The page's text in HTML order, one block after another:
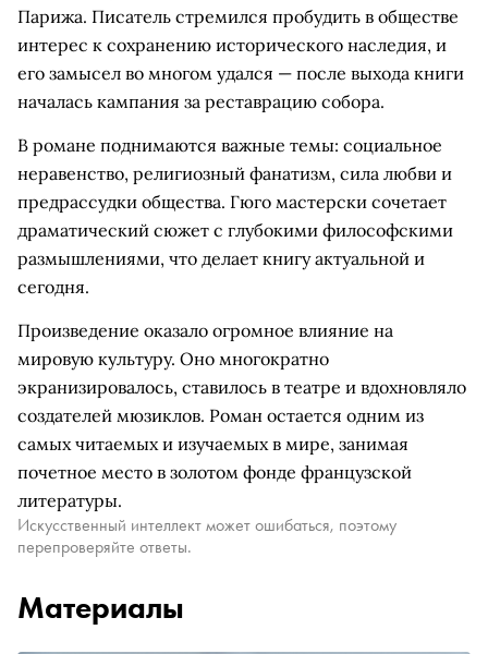
Парижа. Писатель стремился пробудить в обществе
интерес к сохранению исторического наследия, и
его замысел во многом удался — после выхода книги
началась кампания за реставрацию собора.
В романе поднимаются важные темы: социальное
неравенство, религиозный фанатизм, сила любви и
предрассудки общества. Гюго мастерски сочетает
драматический сюжет с глубокими философскими
размышлениями, что делает книгу актуальной и
сегодня.
Произведение оказало огромное влияние на
мировую культуру. Оно многократно
экранизировалось, ставилось в театре и вдохновляло
создателей мюзиклов. Роман остается одним из
самых читаемых и изучаемых в мире, занимая
почетное место в золотом фонде французской
литературы.
Искусственный интеллект может ошибаться, поэтому
перепроверяйте ответы.
Материалы